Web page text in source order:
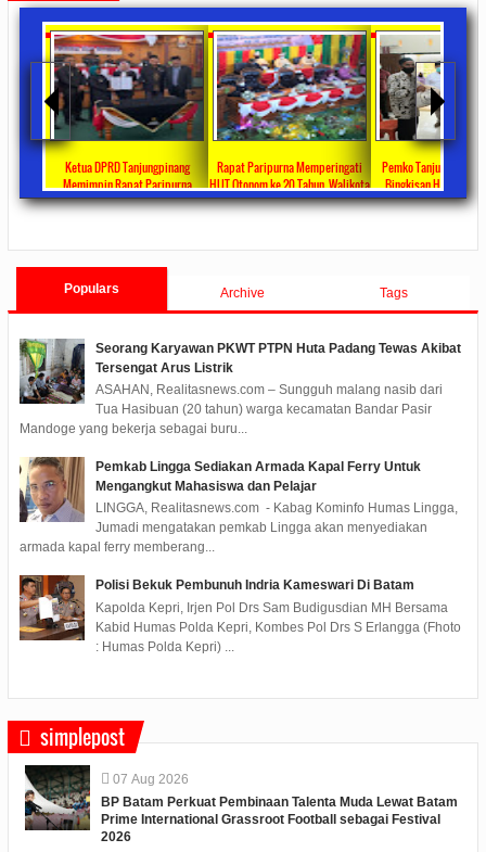
Ketua DPRD Tanjungpinang
Memimpin Rapat Paripurna
Pengesahan Ranperda Perubahan
2022/09/240 Comments
Rapat Paripurna Memperingati
HUT Otonom ke 20 Tahun, Walikota
Rahma Paparkan Capaian
2021/10/180 Comments
Pemko Tanjung
Bingkisan Hari Raya
Untuk Masyarakat
2020/05/110
Populars Archive Tags
Seorang Karyawan PKWT PTPN Huta Padang Tewas Akibat
Tersengat Arus Listrik
ASAHAN, Realitasnews.com – Sungguh malang nasib dari
Tua Hasibuan (20 tahun) warga kecamatan Bandar Pasir
Mandoge yang bekerja sebagai buru...
Pemkab Lingga Sediakan Armada Kapal Ferry Untuk
Mengangkut Mahasiswa dan Pelajar
LINGGA, Realitasnews.com - Kabag Kominfo Humas Lingga,
Jumadi mengatakan pemkab Lingga akan menyediakan
armada kapal ferry memberang...
Polisi Bekuk Pembunuh Indria Kameswari Di Batam
Kapolda Kepri, Irjen Pol Drs Sam Budigusdian MH Bersama
Kabid Humas Polda Kepri, Kombes Pol Drs S Erlangga (Fhoto
: Humas Polda Kepri) ...
simplepost
07 Aug 2026
BP Batam Perkuat Pembinaan Talenta Muda Lewat Batam
Prime International Grassroot Football sebagai Festival
2026